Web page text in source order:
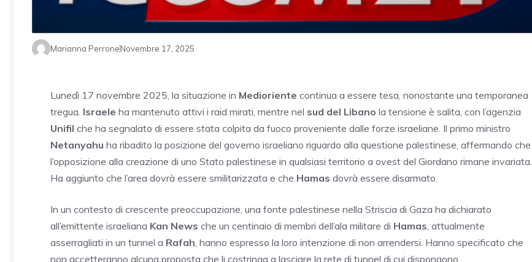
Marianna PerroneNovembre 17, 2025
Lunedì 17 novembre 2025, la situazione in Medioriente continua a essere tesa, nonostante una temporanea
tregua. Israele ha mantenuto attivi i raid mirati, mentre nel sud del Libano la tensione è salita, con l’agenzia
Unifil che ha segnalato di essere stata colpita da fuoco proveniente dalle forze israeliane. Il primo ministro
Netanyahu ha ribadito la posizione del governo israeliano riguardo alla questione palestinese, affermando che
l’opposizione alla creazione di uno Stato palestinese in qualsiasi territorio a ovest del Giordano rimane invariata.
Ha aggiunto che l’area dovrà essere smilitarizzata e che Hamas dovrà essere disarmato.
In un contesto di crescente preoccupazione, una fonte palestinese nella Striscia di Gaza ha dichiarato
all’emittente israeliana Kan News che un centinaio di membri dell’ala militare di Hamas, attualmente
asserragliati in un tunnel a Rafah, hanno espresso la loro intenzione di non arrendersi. Hanno specificato che
non accetteranno alcuna proposta che li costringa a lasciare la rete di tunnel di cui dispongono.